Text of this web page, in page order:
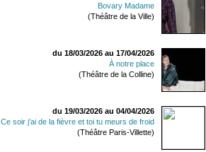
Bovary Madame
(Théâtre de la Ville)
du 18/03/2026 au 17/04/2026
À notre place
(Théâtre de la Colline)
du 19/03/2026 au 04/04/2026
Ce soir j’ai de la fièvre et toi tu meurs de froid
(Théâtre Paris-Villette)